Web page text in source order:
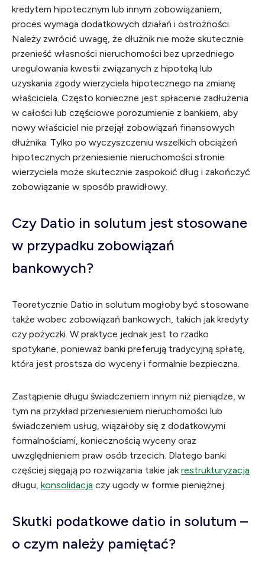
kredytem hipotecznym lub innym zobowiązaniem,
proces wymaga dodatkowych działań i ostrożności.
Należy zwrócić uwagę, że dłużnik nie może skutecznie
przenieść własności nieruchomości bez uprzedniego
uregulowania kwestii związanych z hipoteką lub
uzyskania zgody wierzyciela hipotecznego na zmianę
właściciela. Często konieczne jest spłacenie zadłużenia
w całości lub częściowe porozumienie z bankiem, aby
nowy właściciel nie przejął zobowiązań finansowych
dłużnika. Tylko po wyczyszczeniu wszelkich obciążeń
hipotecznych przeniesienie nieruchomości stronie
wierzyciela może skutecznie zaspokoić dług i zakończyć
zobowiązanie w sposób prawidłowy.
Czy Datio in solutum jest stosowane
w przypadku zobowiązań
bankowych?
Teoretycznie Datio in solutum mogłoby być stosowane
także wobec zobowiązań bankowych, takich jak kredyty
czy pożyczki. W praktyce jednak jest to rzadko
spotykane, ponieważ banki preferują tradycyjną spłatę,
która jest prostsza do wyceny i formalnie bezpieczna.
Zastąpienie długu świadczeniem innym niż pieniądze, w
tym na przykład przeniesieniem nieruchomości lub
świadczeniem usług, wiązałoby się z dodatkowymi
formalnościami, koniecznością wyceny oraz
uwzględnieniem praw osób trzecich. Dlatego banki
częściej sięgają po rozwiązania takie jakrestrukturyzacja
długu, konsolidacja czy ugody w formie pieniężnej.
Skutki podatkowe datio in solutum –
o czym należy pamiętać?